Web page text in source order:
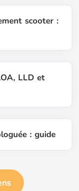
scooter :
LLD et
: guide